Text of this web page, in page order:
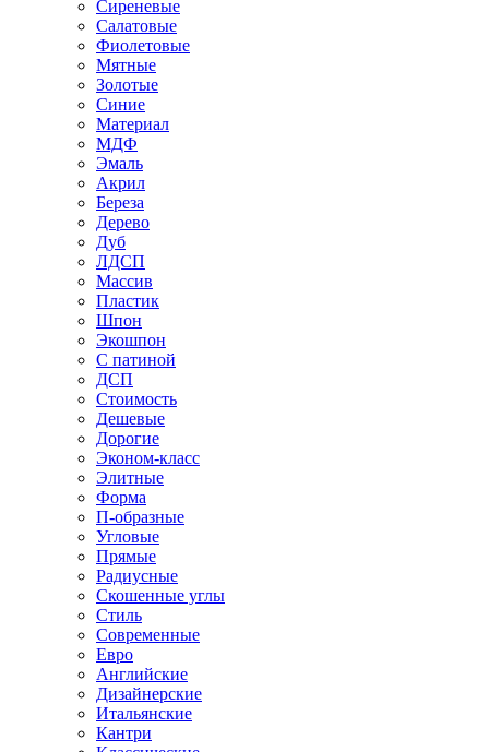
Сиреневые
Салатовые
Фиолетовые
Мятные
Золотые
Синие
Материал
МДФ
Эмаль
Акрил
Береза
Дерево
Дуб
ЛДСП
Массив
Пластик
Шпон
Экошпон
С патиной
ДСП
Стоимость
Дешевые
Дорогие
Эконом-класс
Элитные
Форма
П-образные
Угловые
Прямые
Радиусные
Скошенные углы
Стиль
Современные
Евро
Английские
Дизайнерские
Итальянские
Кантри